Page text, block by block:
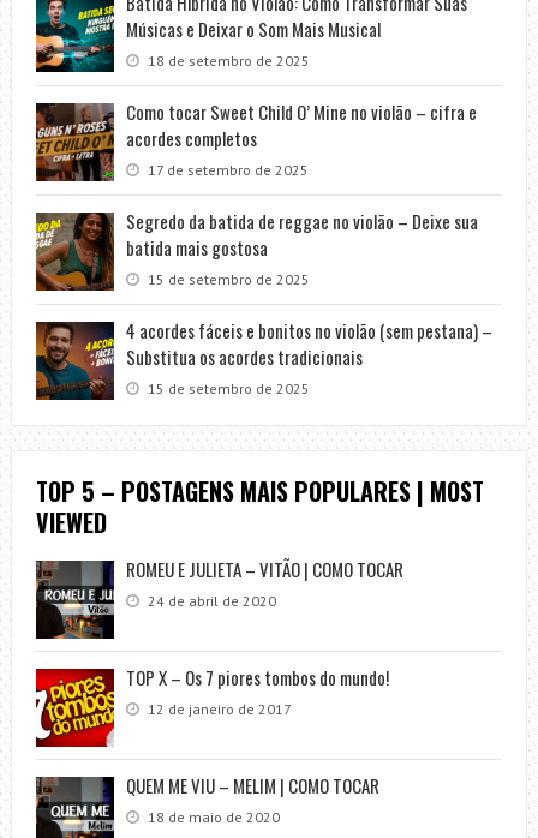
Músicas e Deixar o Som Mais Musical
18 de setembro de 2025
Como tocar Sweet Child O’ Mine no violão – cifra e
acordes completos
17 de setembro de 2025
Segredo da batida de reggae no violão – Deixe sua
batida mais gostosa
15 de setembro de 2025
4 acordes fáceis e bonitos no violão (sem pestana) –
Substitua os acordes tradicionais
15 de setembro de 2025
TOP 5 – POSTAGENS MAIS POPULARES | MOST
VIEWED
ROMEU E JULIETA – VITÃO | COMO TOCAR
24 de abril de 2020
TOP X – Os 7 piores tombos do mundo!
12 de janeiro de 2017
QUEM ME VIU – MELIM | COMO TOCAR
18 de maio de 2020